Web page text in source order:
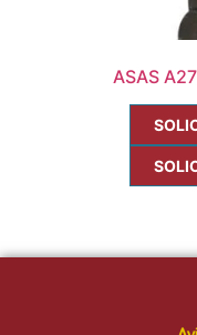
ASAS